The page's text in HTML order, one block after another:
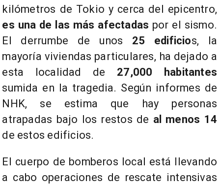
kilómetros de Tokio y cerca del epicentro,
es una de las más afectadas por el sismo.
El derrumbe de unos 25 edificios, la
mayoría viviendas particulares, ha dejado a
esta localidad de 27,000 habitantes
sumida en la tragedia. Según informes de
NHK, se estima que hay personas
atrapadas bajo los restos de al menos 14
de estos edificios.
​El cuerpo de bomberos local está llevando
a cabo operaciones de rescate intensivas